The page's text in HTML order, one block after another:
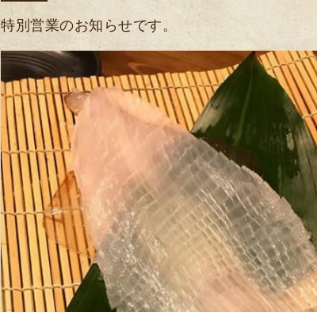
特別営業のお知らせです。